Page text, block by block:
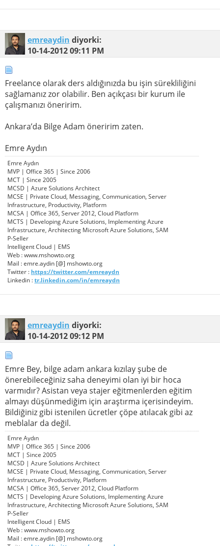
emreaydin diyorki:
10-14-201209:11 PM
Freelance olarak ders aldığınızda bu işin sürekliliğini
sağlamanız zor olabilir. Ben açıkçası bir kurum ile
çalışmanızı öneririm.
Ankara’da Bilge Adam öneririm zaten.
Emre Aydın
Emre Aydın
MVP | Office 365 | Since 2006
MCT | Since 2005
MCSD | Azure Solutions Architect
MCSE | Private Cloud, Messaging, Communication, Server
Infrastructure, Productivity, Platform
MCSA | Office 365, Server 2012, Cloud Platform
MCTS | Developing Azure Solutions, Implementing Azure
Infrastructure, Architecting Microsoft Azure Solutions, SAM
P-Seller
Intelligent Cloud | EMS
Web : www.mshowto.org
Mail : emre.aydin [@] mshowto.org
Twitter : https://twitter.com/emreaydn
Linkedin :tr.linkedin.com/in/emreaydn
emreaydin diyorki:
10-14-201209:12 PM
Emre Bey, bilge adam ankara kızılay şube de
önerebileceğiniz saha deneyimi olan iyi bir hoca
varmıdır? Asistan veya stajer eğitmenlerden eğitim
almayı düşünmediğim için araştırma içerisindeyim.
Bildiğiniz gibi istenilen ücretler çöpe atılacak gibi az
meblalar da değil.
Emre Aydın
MVP | Office 365 | Since 2006
MCT | Since 2005
MCSD | Azure Solutions Architect
MCSE | Private Cloud, Messaging, Communication, Server
Infrastructure, Productivity, Platform
MCSA | Office 365, Server 2012, Cloud Platform
MCTS | Developing Azure Solutions, Implementing Azure
Infrastructure, Architecting Microsoft Azure Solutions, SAM
P-Seller
Intelligent Cloud | EMS
Web : www.mshowto.org
Mail : emre.aydin [@] mshowto.org